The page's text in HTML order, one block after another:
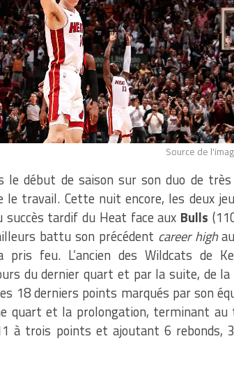
Source de
le début de saison sur son duo de
travail. Cette nuit encore, les deux
tardif du Heat face aux Bulls
battu son précédent career high
feu. L’ancien des Wildcats de
du dernier quart et par la suite, de la
18 derniers points marqués par son
quart et la prolongation, terminant au
à trois points et ajoutant 6 rebonds,